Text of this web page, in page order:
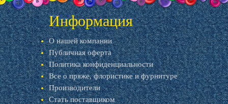
Информация
О нашей компании
Публичная оферта
Политика конфиденциальности
Все о пряже, флористике и фурнитуре
Производители
Стать поставщиком